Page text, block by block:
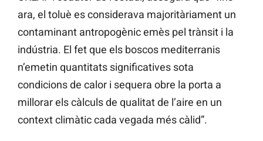
ara, el toluè es considerava majoritàriament un
contaminant antropogènic emès pel trànsit i la
indústria. El fet que els boscos mediterranis
n’emetin quantitats significatives sota
condicions de calor i sequera obre la porta a
millorar els càlculs de qualitat de l’aire en un
context climàtic cada vegada més càlid”.